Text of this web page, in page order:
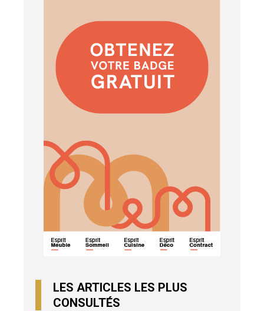
LES ARTICLES LES PLUS
CONSULTÉS